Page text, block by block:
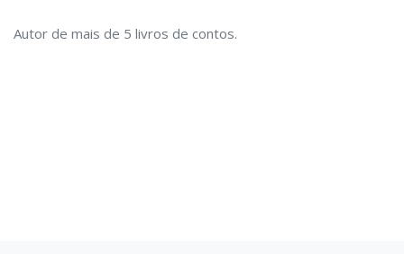
Autor de mais de 5 livros de contos.